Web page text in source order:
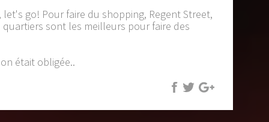
go! Pour faire du shopping, Regent Street,
sont les meilleurs pour faire des
était obligée..